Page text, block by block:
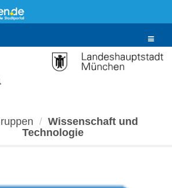
Toggle
Wissenschaft und
Technologie